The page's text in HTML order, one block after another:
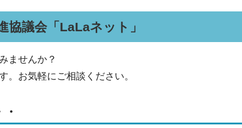
協議会「LaLaネット」
ませんか？
。お気軽にご相談ください。